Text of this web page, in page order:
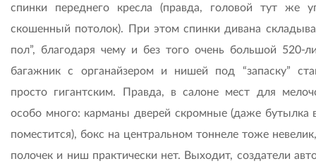
спинки переднего кресла (правда, головой тут же
скошенный потолок). При этом спинки дивана
пол”, благодаря чему и без того очень большой 520-
багажник с органайзером и нишей под “запаску”
просто гигантским. Правда, в салоне мест для
особо много: карманы дверей скромные (даже бутылка
поместится), бокс на центральном тоннеле тоже
полочек и ниш практически нет. Выходит, создатели